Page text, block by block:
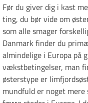
Før du giver dig i kast
ting, du bør vide om
som alle smager
Danmark finder du
almindelige i Europa på
vækstbetingelser, man
østerstype er
mundfuld er noget